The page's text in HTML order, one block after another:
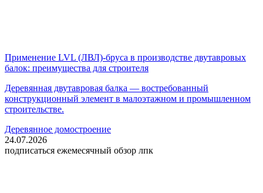
Применение LVL (ЛВЛ)-бруса в производстве двутавровых
балок: преимущества для строителя
Деревянная двутавровая балка — востребованный
конструкционный элемент в малоэтажном и промышленном
строительстве.
Деревянное домостроение
24.07.2026
подписаться ежемесячный обзор лпк